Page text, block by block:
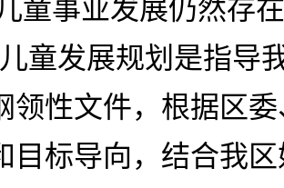
童事业发展仍然存
童发展规划是指导
领性文件，根据区
目标导向，结合我